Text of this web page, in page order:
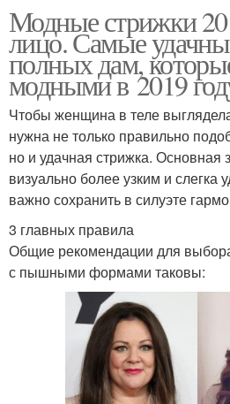
Мужская стрижка
Модные виды
Стрижки с прямой
Модные идеи
Модные стрижки
лицо. Самые
полных дам,
модными в 2019
Чтобы женщина в теле
нужна не только правильно
но и удачная стрижка. Основная
визуально более узким и слегка
важно сохранить в силуэте
3 главных правила
Общие рекомендации для
с пышными формами таковы: